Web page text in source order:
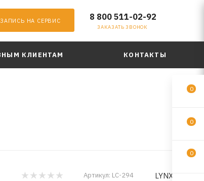
ЗАПИСЬ НА СЕРВИС 8 800 511-02-92
ЗАКАЗАТЬ ЗВОНОК
КЛИЕНТАМ КОНТАКТЫ
Артикул: LC-294 LYNXauto
0
0
0